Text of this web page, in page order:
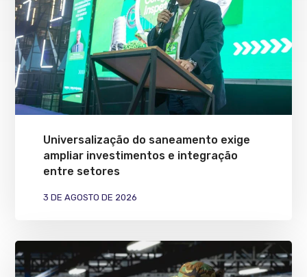
Universalização do saneamento exige
ampliar investimentos e integração
entre setores
3 DE AGOSTO DE 2026